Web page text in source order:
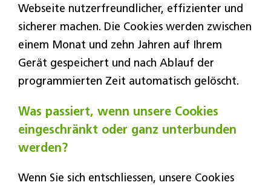
Webseite nutzerfreundlicher, effizienter und
sicherer machen. Die Cookies werden zwischen
einem Monat und zehn Jahren auf Ihrem
Gerät gespeichert und nach Ablauf der
programmierten Zeit automatisch gelöscht.
Was passiert, wenn unsere Cookies
eingeschränkt oder ganz unterbunden
werden?
Wenn Sie sich entschliessen, unsere Cookies